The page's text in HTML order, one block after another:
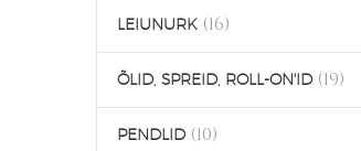
LEIUNURK (16)
ÕLID, SPREID, ROLL-ON'ID (19)
PENDLID (10)